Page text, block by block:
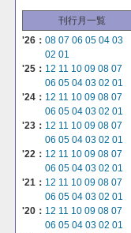
刊行月一覧
'26： 08 07 06 05 04 03
02 01
'25： 12 11 10 09 08 07
06 05 04 03 02 01
'24： 12 11 10 09 08 07
06 05 04 03 02 01
'23： 12 11 10 09 08 07
06 05 04 03 02 01
'22： 12 11 10 09 08 07
06 05 04 03 02 01
'21： 12 11 10 09 08 07
06 05 04 03 02 01
'20： 12 11 10 09 08 07
06 05 04 03 02 01